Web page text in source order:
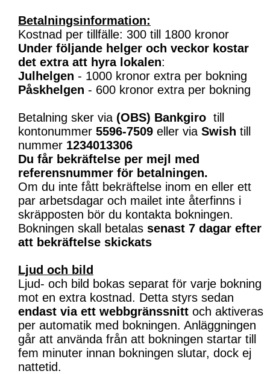
Betalningsinformation:
Kostnad per tillfälle: 300 till 1800 kronor
Under följande helger och veckor kostar
det extra att hyra lokalen:
Julhelgen - 1000 kronor extra per bokning
Påskhelgen - 600 kronor extra per bokning
Betalning sker via (OBS) Bankgiro till
kontonummer 5596-7509 eller via Swish till
nummer 1234013306
Du får bekräftelse per mejl med
referensnummer för betalningen.
Om du inte fått bekräftelse inom en eller ett
par arbetsdagar och mailet inte återfinns i
skräpposten bör du kontakta bokningen.
Bokningen skall betalas senast 7 dagar efter
att bekräftelse skickats
Ljud och bild
Ljud- och bild bokas separat för varje bokning
mot en extra kostnad. Detta styrs sedan
endast via ett webbgränssnitt och aktiveras
per automatik med bokningen. Anläggningen
går att använda från att bokningen startar till
fem minuter innan bokningen slutar, dock ej
nattetid.